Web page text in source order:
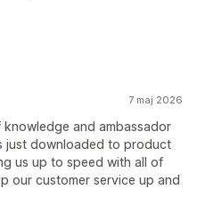
7 maj 2026
and ambassador
just downloaded to product
us up to speed with all of
our customer service up and